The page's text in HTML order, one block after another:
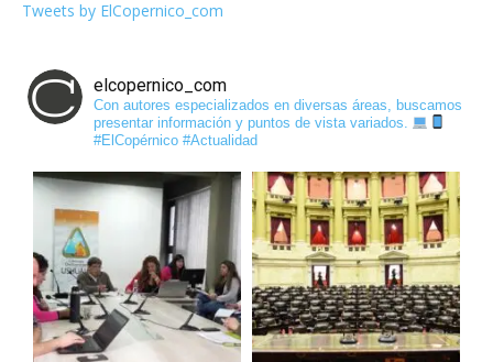
Tweets by ElCopernico_com
elcopernico_com
Con autores especializados en diversas áreas, buscamos
presentar información y puntos de vista variados.
#ElCopérnico #Actualidad